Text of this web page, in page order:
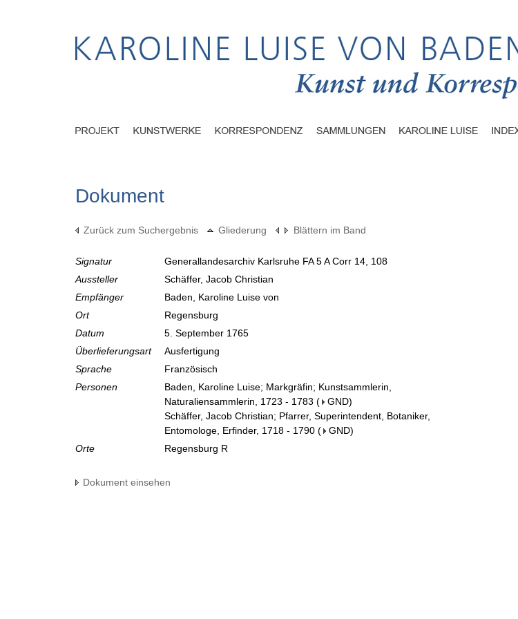
Dokument
Zurück zum Suchergebnis Gliederung Blättern im Band
Signatur
Generallandesarchiv Karlsruhe FA 5 A Corr 14, 108
Aussteller
Schäffer, Jacob Christian
Empfänger
Baden, Karoline Luise von
Ort
Regensburg
Datum
5. September 1765
Überlieferungsart
Ausfertigung
Sprache
Französisch
Personen
Baden, Karoline Luise; Markgräfin; Kunstsammlerin,
Naturaliensammlerin, 1723 - 1783 ( GND)
Schäffer, Jacob Christian; Pfarrer, Superintendent, Botaniker,
Entomologe, Erfinder, 1718 - 1790 ( GND)
Orte
Regensburg R
Dokument einsehen